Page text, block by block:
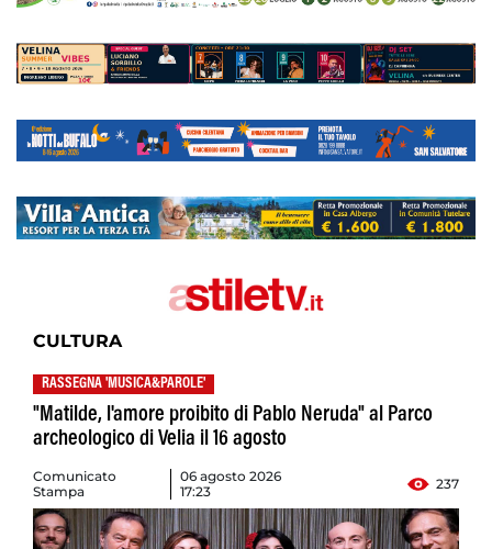
CULTURA
RASSEGNA 'MUSICA&PAROLE'
"Matilde, l'amore proibito di Pablo Neruda" al Parco
archeologico di Velia il 16 agosto
Comunicato
Stampa
06 agosto 2026
17:23
237